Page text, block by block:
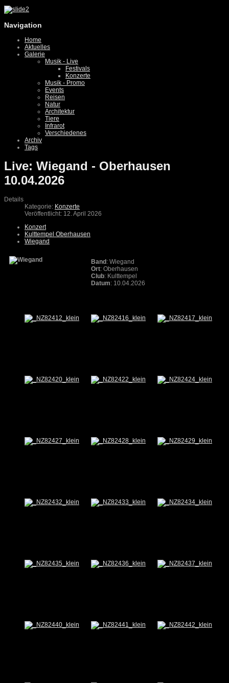
Navigation
Home
Aktuelles
Galerie
Musik - Live
Festivals
Konzerte
Musik - Promo
Events
Reisen
Natur
Architektur
Tiere
Infrarot
Verschiedenes
Archiv
Tags
Live: Wiegand - Oberhausen
10.04.2026
Details
Kategorie: Konzerte
Veröffentlicht: 12. April 2026
Konzert
Kulttempel Oberhausen
Wiegand
Band : Wiegand
Ort: Oberhausen
Club: Kulttempel
Datum: 10.04.2026